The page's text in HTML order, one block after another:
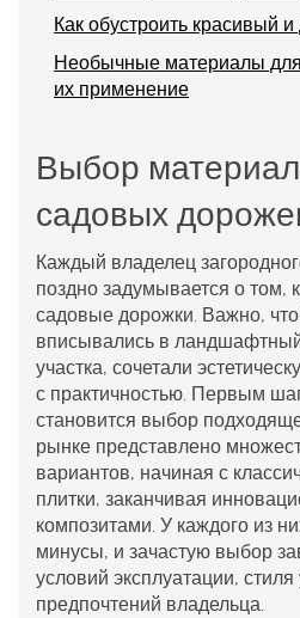
Как обустроить красивый
Необычные материалы
их применение
Выбор
садовых
Каждый владелец
поздно задумывается о том,
садовые дорожки. Важно,
вписывались в
участка, сочетали
с практичностью. Первым
становится выбор
рынке представлено
вариантов, начиная с
плитки, заканчивая
композитами. У каждого из
минусы, и зачастую выбор
условий эксплуатации,
предпочтений владельца.